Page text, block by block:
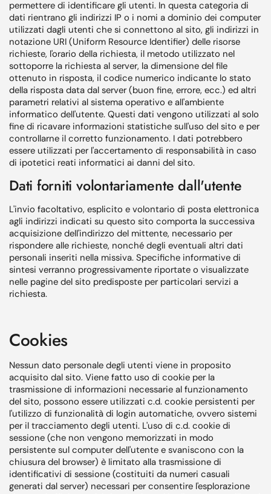
permettere di identificare gli utenti. In questa categoria di
dati rientrano gli indirizzi IP o i nomi a dominio dei computer
utilizzati dagli utenti che si connettono al sito, gli indirizzi in
notazione URI (Uniform Resource Identifier) delle risorse
richieste, l'orario della richiesta, il metodo utilizzato nel
sottoporre la richiesta al server, la dimensione del file
ottenuto in risposta, il codice numerico indicante lo stato
della risposta data dal server (buon fine, errore, ecc.) ed altri
parametri relativi al sistema operativo e all'ambiente
informatico dell'utente. Questi dati vengono utilizzati al solo
fine di ricavare informazioni statistiche sull'uso del sito e per
controllarne il corretto funzionamento. I dati potrebbero
essere utilizzati per l'accertamento di responsabilità in caso
di ipotetici reati informatici ai danni del sito.
Dati forniti volontariamente dall'utente
L'invio facoltativo, esplicito e volontario di posta elettronica
agli indirizzi indicati su questo sito comporta la successiva
acquisizione dell'indirizzo del mittente, necessario per
rispondere alle richieste, nonché degli eventuali altri dati
personali inseriti nella missiva. Specifiche informative di
sintesi verranno progressivamente riportate o visualizzate
nelle pagine del sito predisposte per particolari servizi a
richiesta.
Cookies
Nessun dato personale degli utenti viene in proposito
acquisito dal sito. Viene fatto uso di cookie per la
trasmissione di informazioni necessarie al funzionamento
del sito, possono essere utilizzati c.d. cookie persistenti per
l'utilizzo di funzionalità di login automatiche, ovvero sistemi
per il tracciamento degli utenti. L'uso di c.d. cookie di
sessione (che non vengono memorizzati in modo
persistente sul computer dell'utente e svaniscono con la
chiusura del browser) è limitato alla trasmissione di
identificativi di sessione (costituiti da numeri casuali
generati dal server) necessari per consentire l'esplorazione